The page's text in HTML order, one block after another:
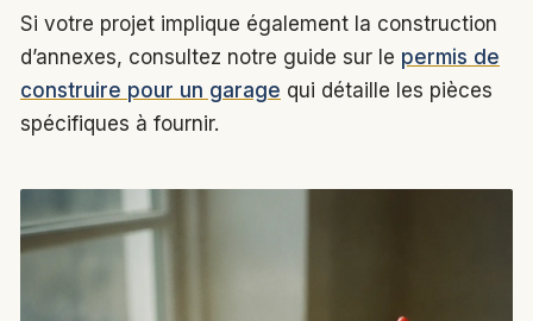
Si votre projet implique également la construction
d’annexes, consultez notre guide sur le permis de
construire pour un garage qui détaille les pièces
spécifiques à fournir.